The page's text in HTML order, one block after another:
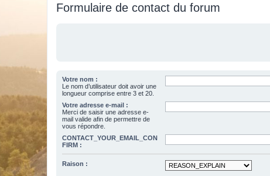
Formulaire de contact du forum
Votre nom :
Le nom d’utilisateur doit avoir une
longueur comprise entre 3 et 20.
Votre adresse e-mail :
Merci de saisir une adresse e-
mail valide afin de permettre de
vous répondre.
CONTACT_YOUR_EMAIL_CON
FIRM :
Raison :